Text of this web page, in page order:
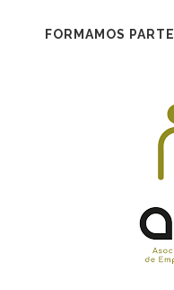
FORMAMOS PARTE